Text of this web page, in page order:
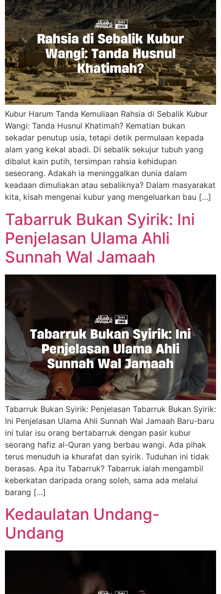
Kubur Harum Tanda Kemuliaan Rahsia di Sebalik Kubur
Wangi: Tanda Husnul Khatimah? Kematian bukan
sekadar penutup usia, tetapi detik permulaan kepada
alam yang kekal abadi. Di sebalik sekujur tubuh yang
dibalut kain putih, tersimpan rahsia kehidupan
seseorang. Adakah ia meninggalkan dunia dalam
keadaan dimuliakan atau sebaliknya? Dalam masyarakat
kita, kisah mengenai kubur yang mengeluarkan bau […]
Tabarruk Bukan Syirik: Ini
Penjelasan Ulama Ahli
Sunnah Wal Jamaah
Tabarruk Bukan Syirik: Penjelasan Tabarruk Bukan Syirik:
Ini Penjelasan Ulama Ahli Sunnah Wal Jamaah Baru-baru
ini tular isu orang bertabarruk dengan pasir kubur
seorang hafiz al-Quran yang berbau wangi. Ada pihak
terus menuduh ia khurafat dan syirik. Tuduhan ini tidak
berasas. Apa itu Tabarruk? Tabarruk ialah mengambil
keberkatan daripada orang soleh, sama ada melalui
barang […]
Kedaulatan Undang-
Undang